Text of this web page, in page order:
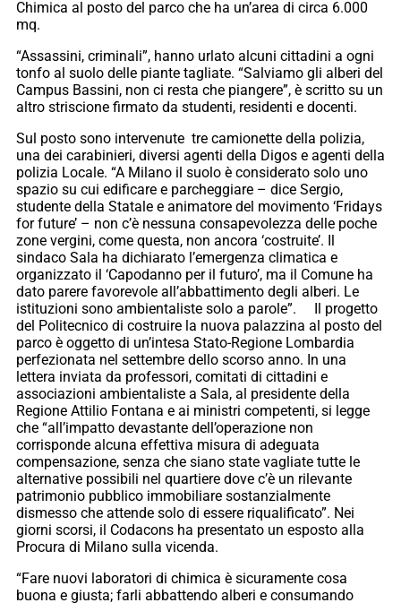
Chimica al posto del parco che ha un’area di circa 6.000
mq.
“Assassini, criminali”, hanno urlato alcuni cittadini a ogni
tonfo al suolo delle piante tagliate. “Salviamo gli alberi del
Campus Bassini, non ci resta che piangere”, è scritto su un
altro striscione firmato da studenti, residenti e docenti.
Sul posto sono intervenute tre camionette della polizia,
una dei carabinieri, diversi agenti della Digos e agenti della
polizia Locale. “A Milano il suolo è considerato solo uno
spazio su cui edificare e parcheggiare – dice Sergio,
studente della Statale e animatore del movimento ‘Fridays
for future’ – non c’è nessuna consapevolezza delle poche
zone vergini, come questa, non ancora ‘costruite’. Il
sindaco Sala ha dichiarato l’emergenza climatica e
organizzato il ‘Capodanno per il futuro’, ma il Comune ha
dato parere favorevole all’abbattimento degli alberi. Le
istituzioni sono ambientaliste solo a parole”. Il progetto
del Politecnico di costruire la nuova palazzina al posto del
parco è oggetto di un’intesa Stato-Regione Lombardia
perfezionata nel settembre dello scorso anno. In una
lettera inviata da professori, comitati di cittadini e
associazioni ambientaliste a Sala, al presidente della
Regione Attilio Fontana e ai ministri competenti, si legge
che “all’impatto devastante dell’operazione non
corrisponde alcuna effettiva misura di adeguata
compensazione, senza che siano state vagliate tutte le
alternative possibili nel quartiere dove c’è un rilevante
patrimonio pubblico immobiliare sostanzialmente
dismesso che attende solo di essere riqualificato”. Nei
giorni scorsi, il Codacons ha presentato un esposto alla
Procura di Milano sulla vicenda.
“Fare nuovi laboratori di chimica è sicuramente cosa
buona e giusta; farli abbattendo alberi e consumando